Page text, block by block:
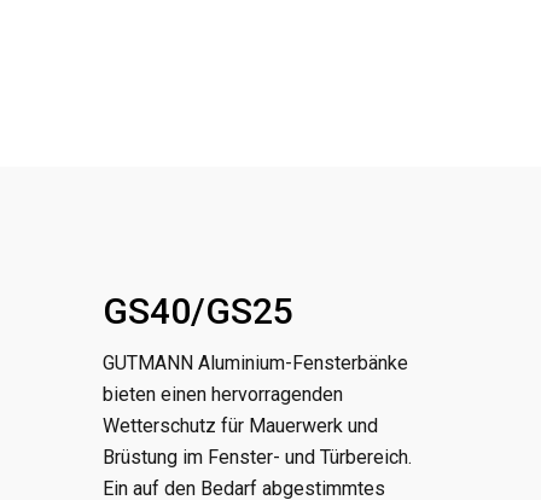
GS40/GS25
GUTMANN Aluminium-Fensterbänke
bieten einen hervorragenden
Wetterschutz für Mauerwerk und
Brüstung im Fenster- und Türbereich.
Ein auf den Bedarf abgestimmtes